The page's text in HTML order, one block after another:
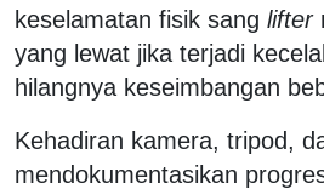
keselamatan fisik sang lifter
yang lewat jika terjadi
hilangnya keseimbangan
Kehadiran kamera, tripod,
mendokumentasikan